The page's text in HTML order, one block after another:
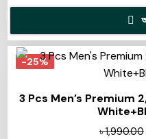
-25%
3 Pcs Men’s Premium
৳1,990.00